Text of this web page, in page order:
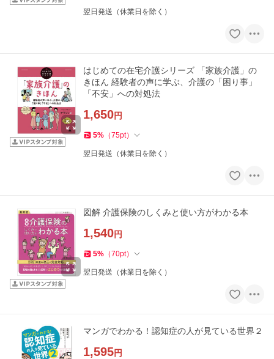
翌日発送（休業日を除く）
はじめての在宅介護シリーズ 「家族介護」の
きほん 経験者の声に学ぶ、介護の「困り事」
「不安」への対処法
1,650円
5% （75pt）
翌日発送（休業日を除く）
図解 介護保険のしくみと使い方がわかる本
1,540円
5% （70pt）
翌日発送（休業日を除く）
マンガでわかる！認知症の人が見ている世界２
1,595円